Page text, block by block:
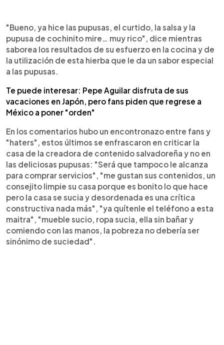
"Bueno, ya hice las pupusas, el curtido, la salsa y la
pupusa de cochinito mire… muy rico", dice mientras
saborea los resultados de su esfuerzo en la cocina y de
la utilización de esta hierba que le da un sabor especial
a las pupusas.
Te puede interesar: Pepe Aguilar disfruta de sus
vacaciones en Japón, pero fans piden que regrese a
México a poner "orden"
En los comentarios hubo un encontronazo entre fans y
"haters", estos últimos se enfrascaron en criticar la
casa de la creadora de contenido salvadoreña y no en
las deliciosas pupusas: "Será que tampoco le alcanza
para comprar servicios", "me gustan sus contenidos, un
consejito limpie su casa porque es bonito lo que hace
pero la casa se sucia y desordenada es una crítica
constructiva nada más", "ya quítenle el teléfono a esta
maitra", "mueble sucio, ropa sucia, ella sin bañar y
comiendo con las manos, la pobreza no debería ser
sinónimo de suciedad".